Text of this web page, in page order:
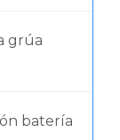
grúa
batería